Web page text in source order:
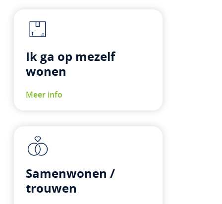
Ik ga op mezelf
wonen
Meer info
Samenwonen /
trouwen